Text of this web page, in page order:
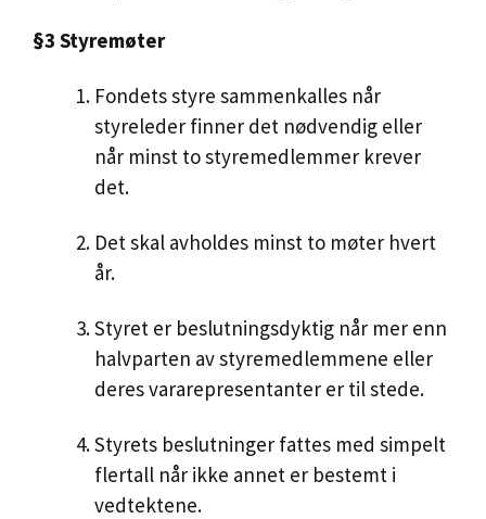
§3 Styremøter
Fondets styre sammenkalles når
styreleder finner det nødvendig eller
når minst to styremedlemmer krever
det.
Det skal avholdes minst to møter hvert
år.
Styret er beslutningsdyktig når mer enn
halvparten av styremedlemmene eller
deres vararepresentanter er til stede.
Styrets beslutninger fattes med simpelt
flertall når ikke annet er bestemt i
vedtektene.